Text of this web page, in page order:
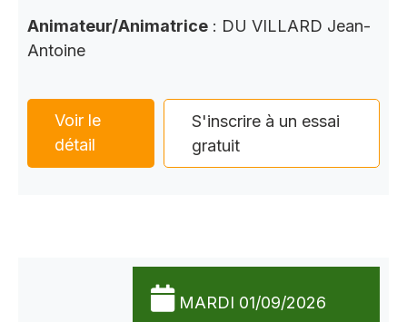
Animateur/Animatrice : DU VILLARD Jean-
Antoine
Voir le
détail
S'inscrire à un essai
gratuit
MARDI 01/09/2026